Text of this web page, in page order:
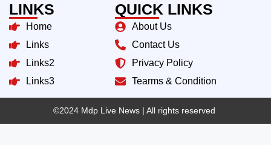
LINKS
Home
Links
Links2
Links3
QUICK LINKS
About Us
Contact Us
Privacy Policy
Tearms & Condition
©2024 Mdp Live News | All rights reserved